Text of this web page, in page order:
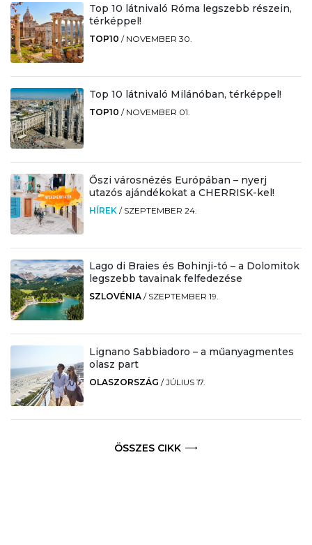
Top 10 látnivaló Róma legszebb részein,
térképpel!
TOP10 / NOVEMBER 30.
Top 10 látnivaló Milánóban, térképpel!
TOP10 / NOVEMBER 01.
Őszi városnézés Európában – nyerj
utazós ajándékokat a CHERRISK-kel!
HÍREK / SZEPTEMBER 24.
Lago di Braies és Bohinji-tó – a Dolomitok
legszebb tavainak felfedezése
SZLOVÉNIA / SZEPTEMBER 19.
Lignano Sabbiadoro – a műanyagmentes
olasz part
OLASZORSZÁG /JÚLIUS 17.
ÖSSZES CIKK